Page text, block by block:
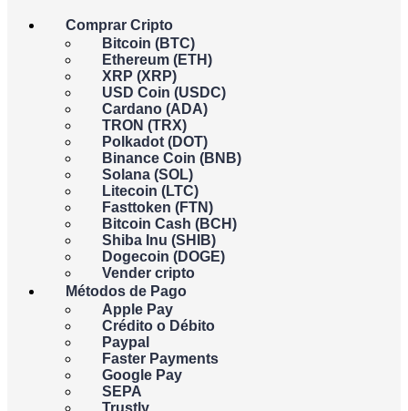
Comprar Cripto
Bitcoin (BTC)
Ethereum (ETH)
XRP (XRP)
USD Coin (USDC)
Cardano (ADA)
TRON (TRX)
Polkadot (DOT)
Binance Coin (BNB)
Solana (SOL)
Litecoin (LTC)
Fasttoken (FTN)
Bitcoin Cash (BCH)
Shiba Inu (SHIB)
Dogecoin (DOGE)
Vender cripto
Métodos de Pago
Apple Pay
Crédito o Débito
Paypal
Faster Payments
Google Pay
SEPA
Trustly
En esta guía para principiantes sobre blockchain, aprenderás
todo lo que has de saber sobre latecnología blockchain
empezar a invertir en criptomonedas.
Antes de que inviertas cientos, o incluso miles de dólares en
activos intangibles como las criptomonedas, es esencial
entender la tecnología detrás de ellas. Afortunadamente,
aunque la tecnología blockchain es compleja, el concepto
detrás es bastante sencillo.
¿Qué es blockchain?
La tecnología blockchain es esencialmente una forma de grabar
información de forma descentralizada, por ejemplo, una lista
compartida de transacciones, sin ninguna autoridad centralizada
ejerciendo el control. Las blockchains (cadenas de bloque en